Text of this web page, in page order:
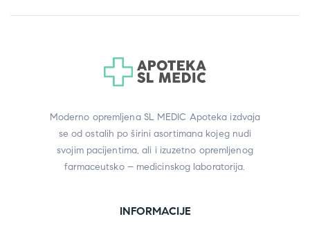
Moderno opremljena SL MEDIC Apoteka izdvaja
se od ostalih po širini asortimana kojeg nudi
svojim pacijentima, ali i izuzetno opremljenog
farmaceutsko – medicinskog laboratorija.
INFORMACIJE